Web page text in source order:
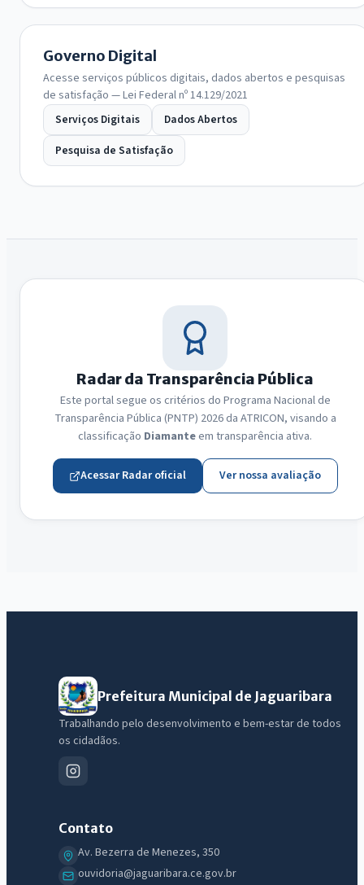
Governo Digital
Acesse serviços públicos digitais, dados abertos e pesquisas
de satisfação — Lei Federal nº 14.129/2021
Serviços Digitais
Dados Abertos
Pesquisa de Satisfação
Radar da Transparência Pública
Este portal segue os critérios do Programa Nacional de
Transparência Pública (PNTP) 2026 da ATRICON, visando a
classificação Diamanteem transparência ativa.
Acessar Radar oficial Ver nossa avaliação
Prefeitura Municipal de Jaguaribara
Trabalhando pelo desenvolvimento e bem-estar de todos
os cidadãos.
Contato
Av. Bezerra de Menezes, 350
ouvidoria@jaguaribara.ce.gov.br